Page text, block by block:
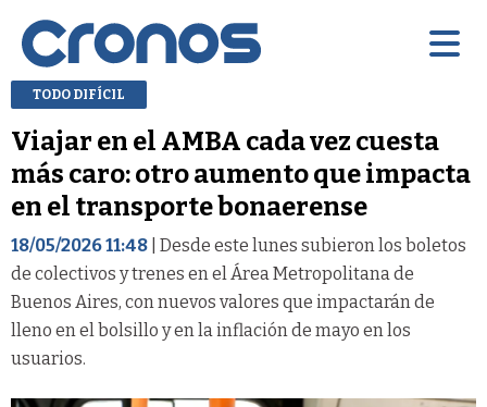
TODO DIFÍCIL
Viajar en el AMBA cada vez cuesta
más caro: otro aumento que impacta
en el transporte bonaerense
18/05/2026 11:48 | Desde este lunes subieron los boletos
de colectivos y trenes en el Área Metropolitana de
Buenos Aires, con nuevos valores que impactarán de
lleno en el bolsillo y en la inflación de mayo en los
usuarios.